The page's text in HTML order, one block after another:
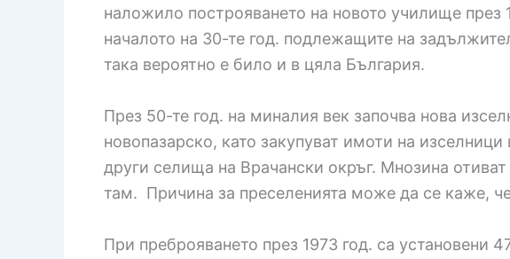
наложило построяването на новото училище през
началото на 30-те год. подлежащите на
така вероятно е било и в цяла България.
През 50-те год. на миналия век започва нова
новопазарско, като закупуват имоти на
други селища на Врачански окръг. Мнозина
там. Причина за преселенията може да се каже,
При преброяването през 1973 год. са установени